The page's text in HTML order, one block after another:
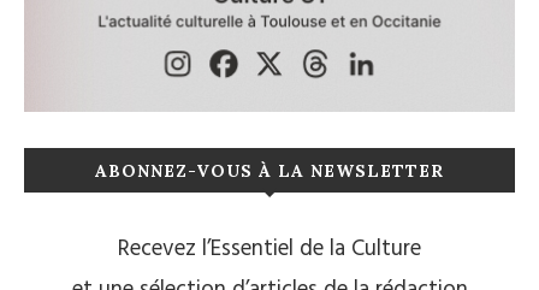
ABONNEZ-VOUS À LA NEWSLETTER
Recevez l’Essentiel de la Culture